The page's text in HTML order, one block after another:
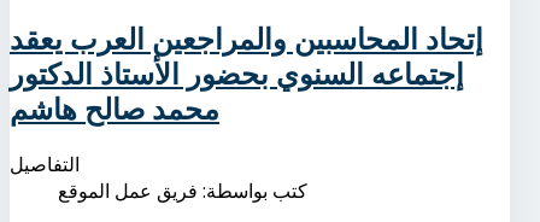
إتحاد المحاسبين والمراجعين العرب يعقد
إجتماعه السنوي بحضور الأستاذ الدكتور
محمد صالح هاشم
التفاصيل
كتب بواسطة: فريق عمل الموقع